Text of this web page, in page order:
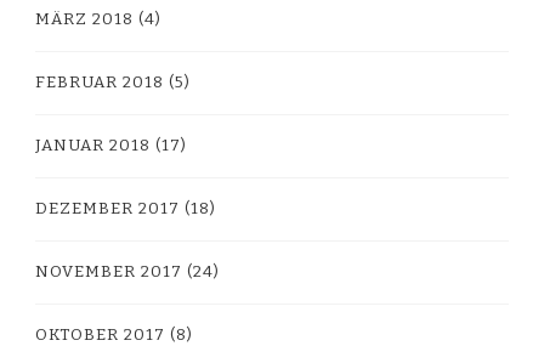
MÄRZ 2018 (4)
FEBRUAR 2018 (5)
JANUAR 2018 (17)
DEZEMBER 2017 (18)
NOVEMBER 2017 (24)
OKTOBER 2017 (8)